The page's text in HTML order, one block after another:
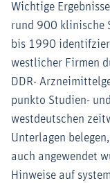
Wichtige
rund 900 klinische
bis 1990
westlicher Firmen
DDR-
punkto Studien-
westdeutschen
Unterlagen
auch angewendet
Hinweise auf